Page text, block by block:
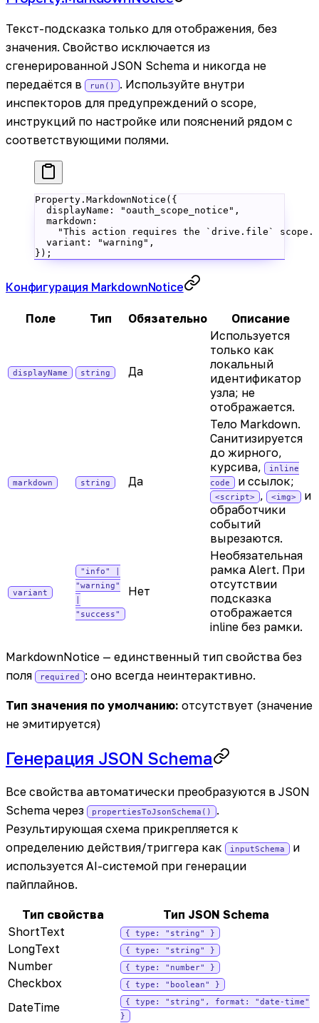
Текст-подсказка только для отображения, без
значения. Свойство исключается из
сгенерированной JSON Schema и никогда не
передаётся в
run()
. Используйте внутри
инспекторов для предупреждений о scope,
инструкций по настройке или пояснений рядом с
соответствующими полями.
Property. MarkdownNotice ({
  displayName:
"oauth_scope_notice" ,
  markdown:
"This action requires the `drive.file`
  variant:
"warning" ,
});
Конфигурация MarkdownNotice
Поле Тип Обязательно Описание
displayName string Да
Используется
только как
локальный
идентификатор
узла; не
отображается.
markdown string Да
Тело Markdown.
Санитизируется
до жирного,
курсива,
inline
code
и ссылок;
<script> , <img>
и
обработчики
событий
вырезаются.
variant
"info" |
"warning"
"success"
Нет
Необязательная
рамка Alert. При
отсутствии
подсказка
отображается
inline без рамки.
MarkdownNotice — единственный тип свойства без
поля
required : оно всегда неинтерактивно.
Тип значения по умолчанию: отсутствует (значение
не эмитируется)
Генерация JSON Schema
Все свойства автоматически преобразуются в JSON
Schema через
propertiesToJsonSchema()
.
Результирующая схема прикрепляется к
определению действия/триггера как
inputSchema
и
используется AI-системой при генерации
пайплайнов.
Тип свойства
Тип JSON Schema
ShortText
{ type: "string" }
LongText { type: "string" }
Number { type: "number" }
Checkbox { type: "boolean" }
DateTime
{ type: "string", format: "date-time"
}